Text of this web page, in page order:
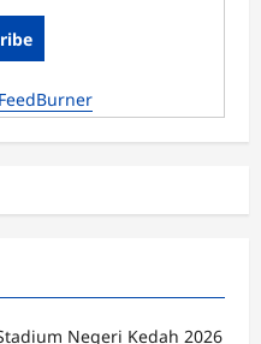
FeedBurner
Negeri Kedah 2026